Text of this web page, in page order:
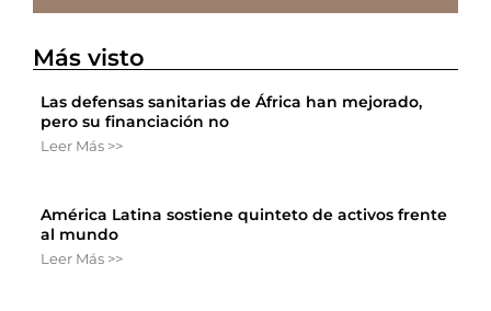
Más visto
Las defensas sanitarias de África han mejorado,
pero su financiación no
Leer Más >>
América Latina sostiene quinteto de activos frente
al mundo
Leer Más >>